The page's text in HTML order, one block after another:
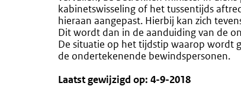
kabinetswisseling of het tussentijds
hieraan aangepast. Hierbij kan zich
Dit wordt dan in de aanduiding van de
De situatie op het tijdstip waarop wordt
de ondertekenende bewindspersonen.
Laatst gewijzigd op: 4-9-2018